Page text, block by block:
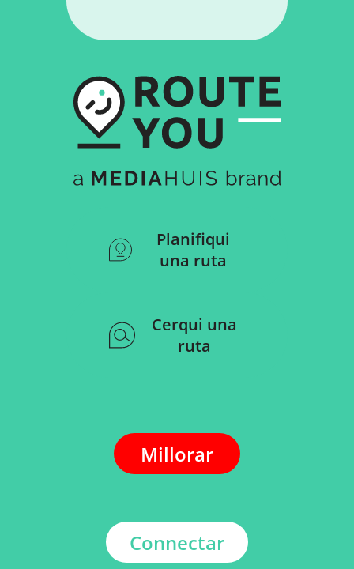
Planifiqui
una ruta
Cerqui una
ruta
Millorar
Connectar